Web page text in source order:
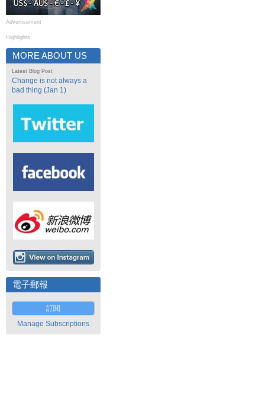
Advertisement
Highlights
MORE ABOUT US
Latest Blog Post
Change is not always a
bad thing (Jan 1)
電子郵報
訂閱
Manage Subscriptions